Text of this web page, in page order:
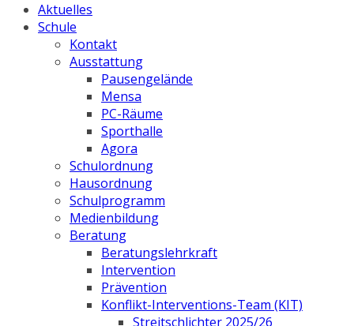
Aktuelles
Schule
Kontakt
Ausstattung
Pausengelände
Mensa
PC-Räume
Sporthalle
Agora
Schulordnung
Hausordnung
Schulprogramm
Medienbildung
Beratung
Beratungslehrkraft
Intervention
Prävention
Konflikt-Interventions-Team (KIT)
Streitschlichter 2025/26